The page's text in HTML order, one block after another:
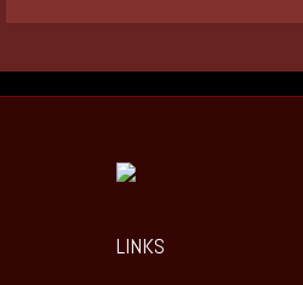
LINKS